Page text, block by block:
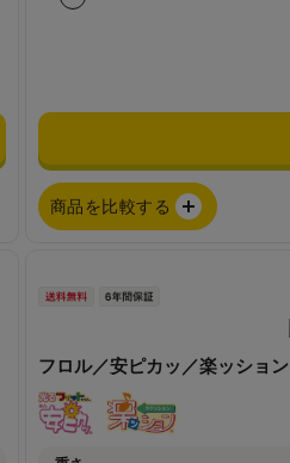
商品を比較する
フロル／安ピカッ／楽ッション